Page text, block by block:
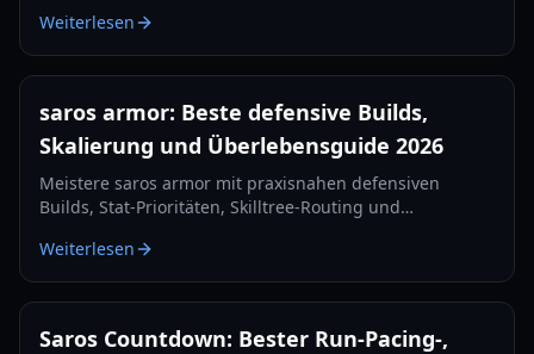
Enthüllungen erwarten kannst.
Weiterlesen
saros armor: Beste defensive Builds,
Skalierung und Überlebensguide 2026
Meistere saros armor mit praxisnahen defensiven
Builds, Stat-Prioritäten, Skilltree-Routing und
2026.
Weiterlesen
Saros Countdown: Bester Run-Pacing-,